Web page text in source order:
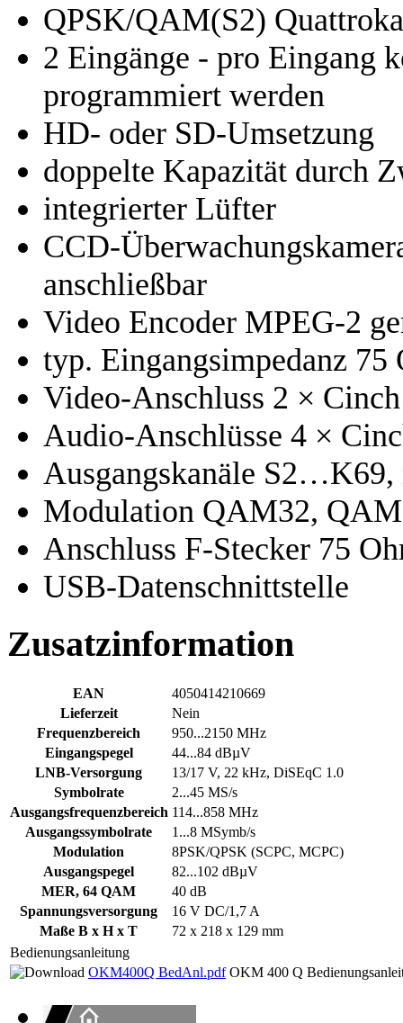
QPSK/QAM(S2)
2 Eingänge - pro Eingang
programmiert werden
HD- oder SD-Umsetzung
doppelte Kapazität durch
integrierter Lüfter
CCD-
anschließbar
Video Encoder MPEG-2
typ. Eingangsimpedanz 75
Video-Anschluss 2 ×
Audio-Anschlüsse 4 ×
Ausgangskanäle
Modulation QAM32,
Anschluss F-Stecker 75
USB-Datenschnittstelle
Zusatzinformation
EAN
4050414210669
Lieferzeit
Nein
Frequenzbereich
950...2150 MHz
Eingangspegel
44...84 dBµV
LNB-Versorgung
13/17 V, 22 kHz, DiSEqC 1.0
Symbolrate
2...45 MS/s
Ausgangsfrequenzbereich 114...858 MHz
Ausgangssymbolrate
1...8 MSymb/s
Modulation
8PSK/QPSK (SCPC, MCPC)
Ausgangspegel
82...102 dBµV
MER, 64 QAM
40 dB
Spannungsversorgung
16 V DC/1,7 A
Maße B x H x T
72 x 218 x 129 mm
Bedienungsanleitung
OKM400Q BedAnl.pdf OKM 400 Q